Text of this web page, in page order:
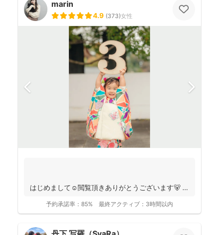
marin
4.9 (373)女性
はじめまして☺️閲覧頂きありがとうございます🐻
予約承諾率： 85% 最終アクティブ： 3時間以内